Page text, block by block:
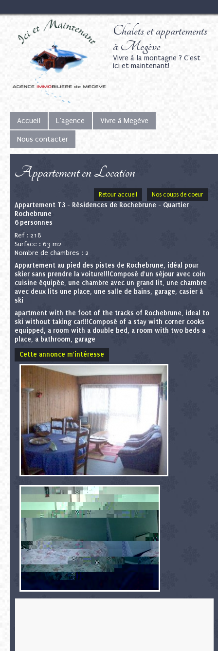
Chalets et appartements
à Megève
Vivre à la montagne ? C'est
ici et maintenant!
Accueil L'agence Vivre à Megève
Nous contacter
Appartement en Location
Retour accueil Nos coups de coeur
Appartement T3 - Résidences de Rochebrune - Quartier
Rochebrune
6 personnes
Ref : 218
Surface : 63 m2
Nombre de chambres : 2
Appartement au pied des pistes de Rochebrune, idéal pour
skier sans prendre la voiture!!!Composé d'un séjour avec coin
cuisine équipée, une chambre avec un grand lit, une chambre
avec deux lits une place, une salle de bains, garage, casier à
ski
apartment with the foot of the tracks of Rochebrune, ideal to
ski without taking car!!!Composé of a stay with corner cooks
equipped, a room with a double bed, a room with two beds a
place, a bathroom, garage
Cette annonce m'intéresse